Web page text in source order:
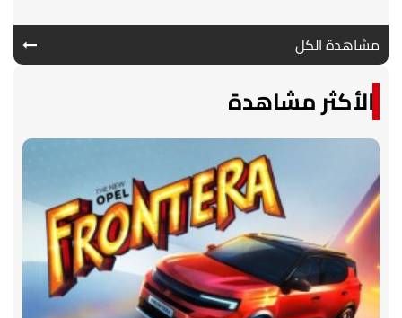
مشاهدة الكل
الأكثر مشاهدة